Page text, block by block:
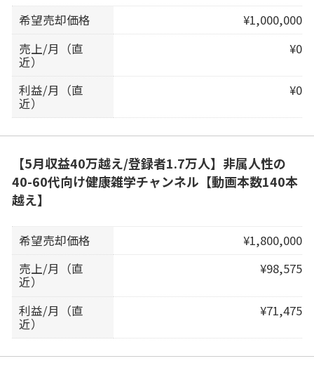
希望売却価格
¥1,000,000
売上/月（直
近）
¥0
利益/月（直
近）
¥0
【5月収益40万越え/登録者1.7万人】非属人性の
40-60代向け健康雑学チャンネル【動画本数140本
越え】
希望売却価格
¥1,800,000
売上/月（直
近）
¥98,575
利益/月（直
近）
¥71,475